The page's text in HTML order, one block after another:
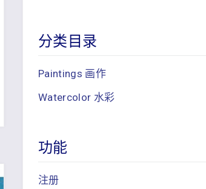
分类目录
Paintings 画作
Watercolor 水彩
功能
注册